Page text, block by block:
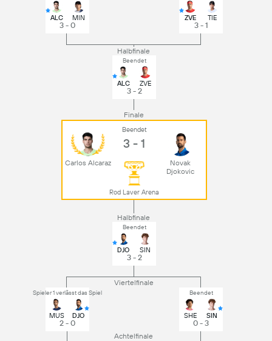
ALC MIN
3 - 0
ZVE TIE
3 - 1
Halbfinale
Beendet
ALC ZVE
3 - 2
Finale
Carlos Alcaraz
Beendet
3 - 1
Novak
Djokovic
Rod Laver Arena
Achtelfinale
Viertelfinale
Spieler 1 verlässt das Spiel
MUS DJO
2 - 0
Beendet
SHE SIN
0 - 3
Halbfinale
Beendet
DJO SIN
3 - 2